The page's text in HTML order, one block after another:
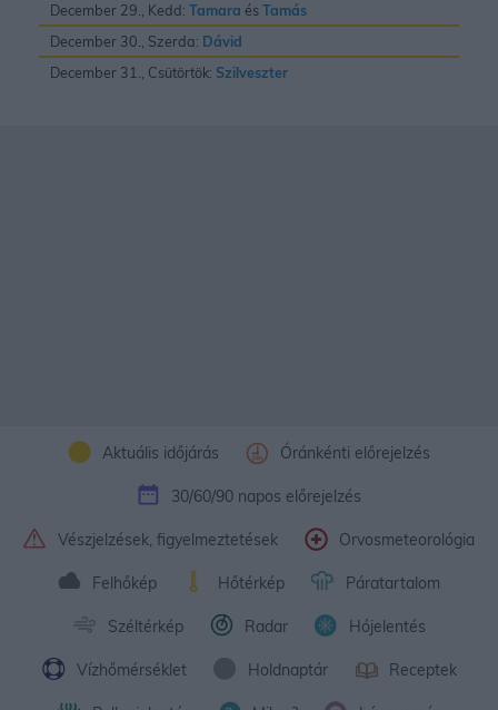
December 29., Kedd: Tamara ésTamás
December 30., Szerda: Dávid
December 31., Csütörtök: Szilveszter
Aktuális időjárás Óránkénti előrejelzés
30/60/90 napos előrejelzés
Vészjelzések, figyelmeztetések Orvosmeteorológia
Felhőkép Hőtérkép Páratartalom
Széltérkép Radar Hójelentés
Vízhőmérséklet Holdnaptár Receptek